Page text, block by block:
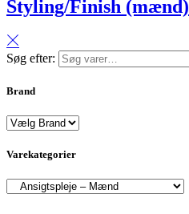
Styling/Finish (mænd)
Søg efter:
Brand
Varekategorier